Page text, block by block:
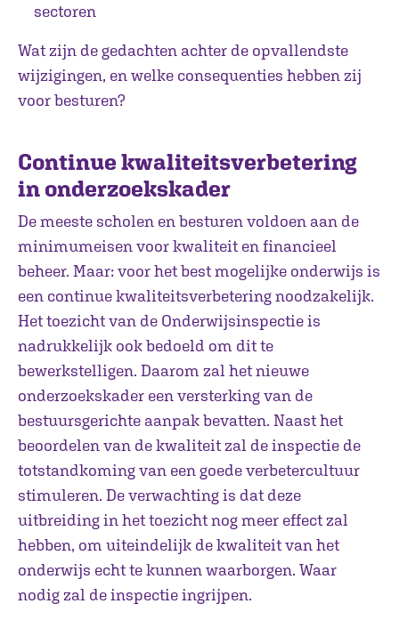
sectoren
Wat zijn de gedachten achter de opvallendste
wijzigingen, en welke consequenties hebben zij
voor besturen?
Continue kwaliteitsverbetering
in onderzoekskader
De meeste scholen en besturen voldoen aan de
minimumeisen voor kwaliteit en financieel
beheer. Maar: voor het best mogelijke onderwijs is
een continue kwaliteitsverbetering noodzakelijk.
Het toezicht van de Onderwijsinspectie is
nadrukkelijk ook bedoeld om dit te
bewerkstelligen. Daarom zal het nieuwe
onderzoekskader een versterking van de
bestuursgerichte aanpak bevatten. Naast het
beoordelen van de kwaliteit zal de inspectie de
totstandkoming van een goede verbetercultuur
stimuleren. De verwachting is dat deze
uitbreiding in het toezicht nog meer effect zal
hebben, om uiteindelijk de kwaliteit van het
onderwijs echt te kunnen waarborgen. Waar
nodig zal de inspectie ingrijpen.